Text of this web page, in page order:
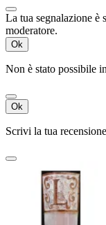
La tua segnalazione è
moderatore.
Ok
Non è stato possibile
Ok
Scrivi la tua recensione